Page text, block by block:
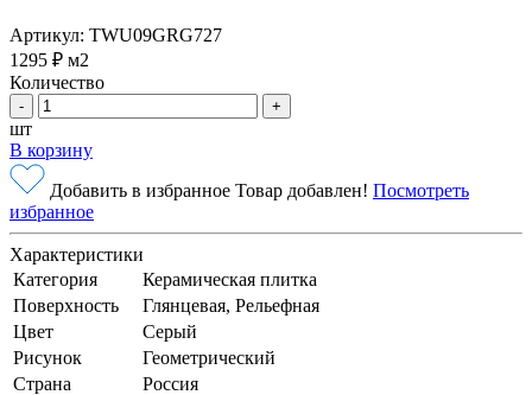
Артикул: TWU09GRG727
1295 ₽ м2
Количество
- +
шт
В корзину
Добавить в избранное Товар добавлен! Посмотреть
избранное
Характеристики
Категория
Керамическая плитка
Поверхность
Глянцевая, Рельефная
Цвет
Серый
Рисунок
Геометрический
Страна
Россия